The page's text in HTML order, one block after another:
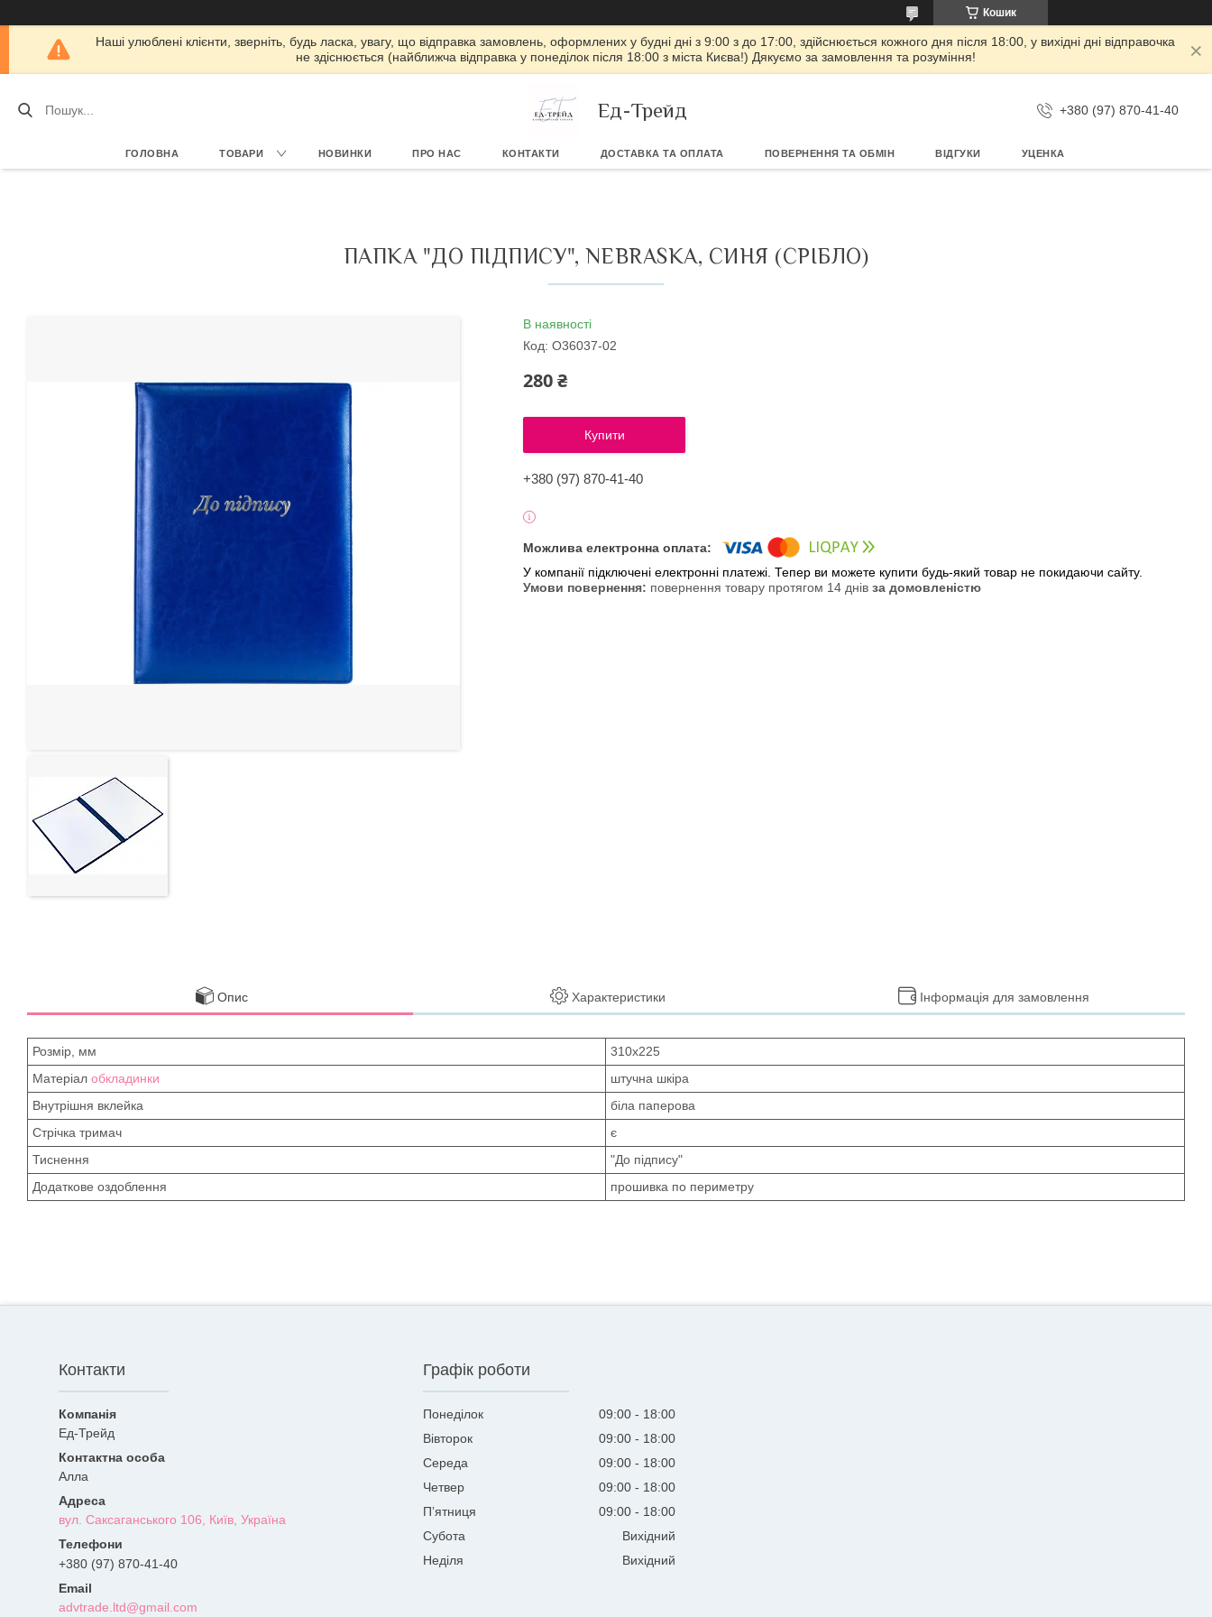
Кошик
Наші улюблені клієнти, зверніть, будь ласка, увагу, що відправка замовлень, оформлених у будні дні з 9:00 з до 17:00, здійснюється кожного дня після 18:00, у вихідні дні відправочка
не здіснюється (найближча відправка у понеділок після 18:00 з міста Києва!) Дякуємо за замовлення та розуміння!
Ед-Трейд +380 (97) 870-41-40
ГОЛОВНА ТОВАРИ НОВИНКИ ПРО НАС КОНТАКТИ ДОСТАВКА ТА ОПЛАТА ПОВЕРНЕННЯ ТА ОБМІН ВІДГУКИ УЦЕНКА
ПАПКА "ДО ПІДПИСУ", NEBRASKA, СИНЯ (СРІБЛО)
В наявності
Код: O36037-02
280 ₴
Купити
+380 (97) 870-41-40
У компанії підключені електронні платежі. Тепер ви можете купити будь-який товар не покидаючи сайту.
повернення товару протягом 14 днів за домовленістю
Опис Характеристики Інформація для замовлення
Розмір, мм
310х225
Матеріал обкладинки
штучна шкіра
Внутрішня вклейка
біла паперова
Стрічка тримач
є
Тиснення
"До підпису"
Додаткове оздоблення
прошивка по периметру
Контакти
Ед-Трейд
Алла
вул. Саксаганського 106, Київ, Україна
+380 (97) 870-41-40
advtrade.ltd@gmail.com
Графік роботи
Понеділок 09:00
18:00
Вівторок
09:00
18:00
Середа
09:00
18:00
Четвер
09:00
18:00
Пʼятниця
09:00
18:00
Субота
Вихідний
Неділя
Вихідний